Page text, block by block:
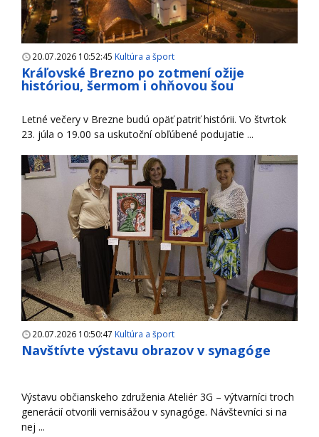
20.07.2026 10:52:45 Kultúra a šport
Kráľovské Brezno po zotmení ožije
históriou, šermom i ohňovou šou
Letné večery v Brezne budú opäť patriť histórii. Vo štvrtok
23. júla o 19.00 sa uskutoční obľúbené podujatie ...
20.07.2026 10:50:47 Kultúra a šport
Navštívte výstavu obrazov v synagóge
Výstavu občianskeho združenia Ateliér 3G – výtvarníci troch
generácií otvorili vernisážou v synagóge. Návštevníci si na
nej ...